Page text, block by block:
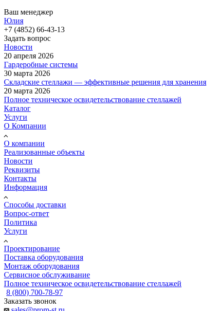
Ваш менеджер
Юлия
+7 (4852) 66-43-13
Задать вопрос
Новости
20 апреля 2026
Гардеробные системы
30 марта 2026
Складские стеллажи — эффективные решения для хранения
20 марта 2026
Полное техническое освидетельствование стеллажей
Каталог
Услуги
О Компании
О компании
Реализованные объекты
Новости
Реквизиты
Контакты
Информация
Способы доставки
Вопрос-ответ
Политика
Услуги
Проектирование
Поставка оборудования
Монтаж оборудования
Сервисное обслуживание
Полное техническое освидетельствование стеллажей
8 (800) 700-78-97
Заказать звонок